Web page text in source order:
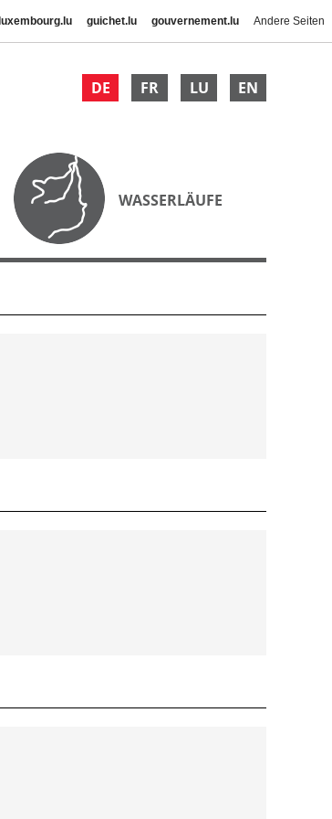
luxembourg.lu guichet.lu gouvernement.lu Andere Seiten
DE FR LU EN
WASSERLÄUFE